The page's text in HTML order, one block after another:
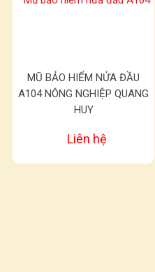
MŨ BẢO HIỂM NỬA ĐẦU
A104 NÔNG NGHIỆP QUANG
HUY
Liên hệ